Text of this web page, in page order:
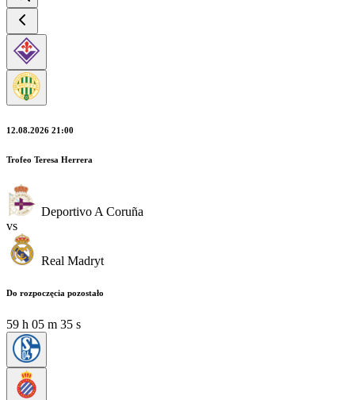
12.08.2026 21:00
Trofeo Teresa Herrera
Deportivo A Coruña
vs
Real Madryt
Do rozpoczęcia pozostało
59 h 05 m 34 s